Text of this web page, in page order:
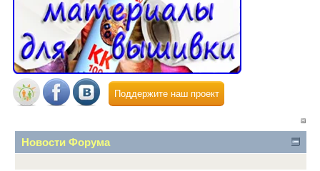
Поддержите наш проект
Новости Форума